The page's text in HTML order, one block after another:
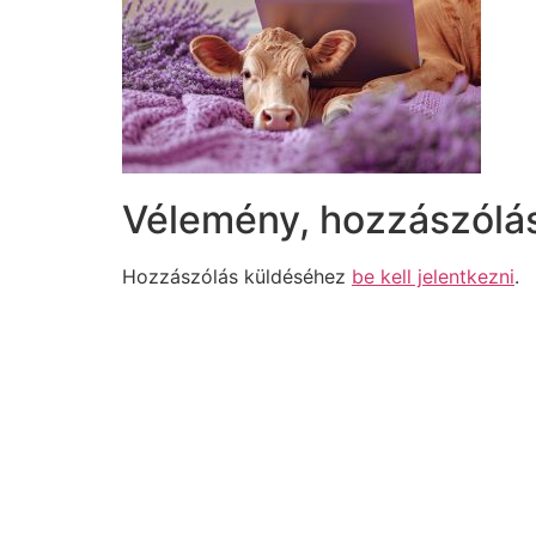
Vélemény,
Hozzászólás küldéséhez be kell jelentkezni.